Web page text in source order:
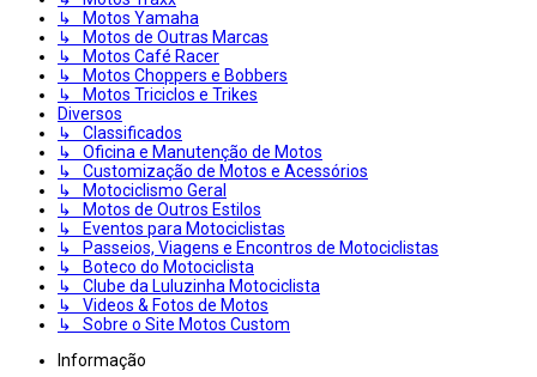
↳ Motos Yamaha
↳ Motos de Outras Marcas
↳ Motos Café Racer
↳ Motos Choppers e Bobbers
↳ Motos Triciclos e Trikes
Diversos
↳ Classificados
↳ Oficina e Manutenção de Motos
↳ Customização de Motos e Acessórios
↳ Motociclismo Geral
↳ Motos de Outros Estilos
↳ Eventos para Motociclistas
↳ Passeios, Viagens e Encontros de Motociclistas
↳ Boteco do Motociclista
↳ Clube da Luluzinha Motociclista
↳ Videos & Fotos de Motos
↳ Sobre o Site Motos Custom
Informação